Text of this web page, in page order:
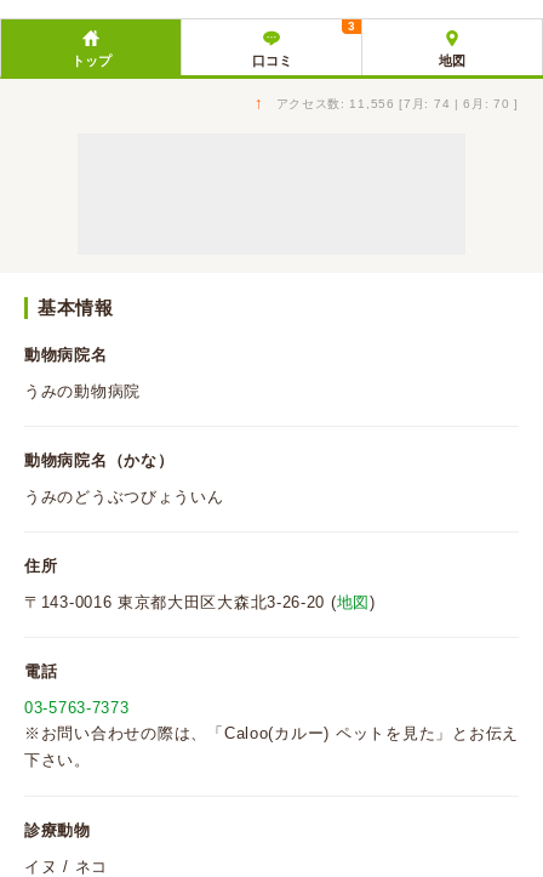
トップ 口コミ
3
地図
↑ アクセス数: 11,556 [7月: 74 | 6月: 70 ]
基本情報
動物病院名
うみの動物病院
動物病院名（かな）
うみのどうぶつびょういん
住所
〒143-0016 東京都大田区大森北3-26-20 (地図)
電話
03-5763-7373
※お問い合わせの際は、「Caloo(カルー) ペットを見た」とお伝え
下さい。
診療動物
イヌ / ネコ